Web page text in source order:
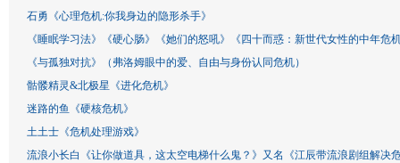
石勇《心理危机:你我身边的隐形杀手》
《睡眠学习法》《硬心肠》《她们的怒吼》《四十而惑：新世代女性的中年危
《与孤独对抗》（弗洛姆眼中的爱、自由与身份认同危机）
骷髅精灵&北极星《进化危机》
迷路的鱼《硬核危机》
土土士《危机处理游戏》
流浪小长白《让你做道具，这太空电梯什么鬼？》又名《江辰带流浪剧组解决